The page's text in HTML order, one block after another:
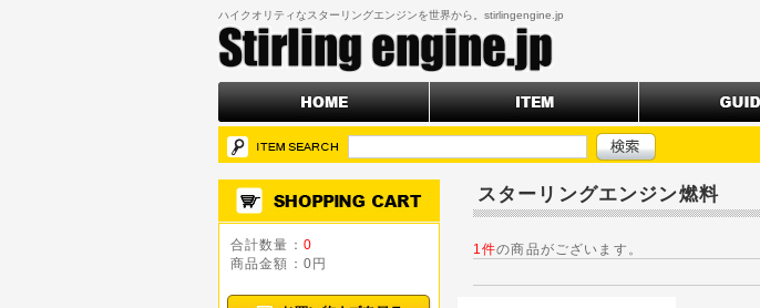
ハイクオリティなスターリングエンジンを世界から。stirlingengine.jp
合計数量： 0
商品金額： 0円
スターリングエンジン燃料
1件の商品がございます。